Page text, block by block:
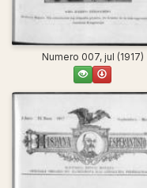
Numero 007, jul (1917)